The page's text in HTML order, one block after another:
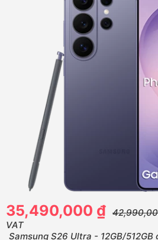
35,490,000 ₫
VAT
Samsung S26 Ultra - 12GB/